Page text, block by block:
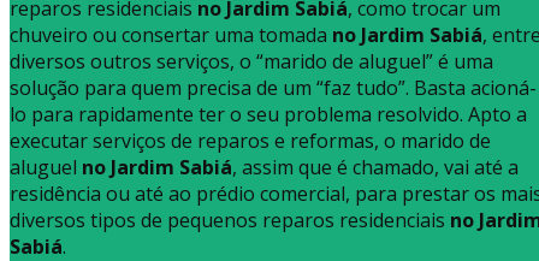
reparos residenciais no Jardim Sabiá, como trocar um
chuveiro ou consertar uma tomada no Jardim Sabiá,
diversos outros serviços, o “marido de aluguel” é uma
solução para quem precisa de um “faz tudo”. Basta acioná-
lo para rapidamente ter o seu problema resolvido. Apto a
executar serviços de reparos e reformas, o marido de
aluguel no Jardim Sabiá, assim que é chamado, vai até a
residência ou até ao prédio comercial, para prestar os
diversos tipos de pequenos reparos residenciais no
Sabiá.